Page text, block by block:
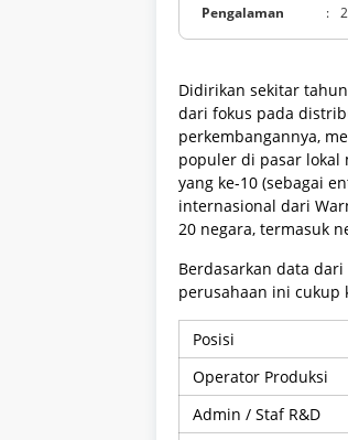
Pengalaman
:
Didirikan sekitar
dari fokus pada
perkembangannya,
populer di pasar lokal
yang ke-10 (sebagai
internasional dari
20 negara, termasuk
Berdasarkan data
perusahaan ini cukup
Posisi
Operator Produksi
Admin / Staf R&D